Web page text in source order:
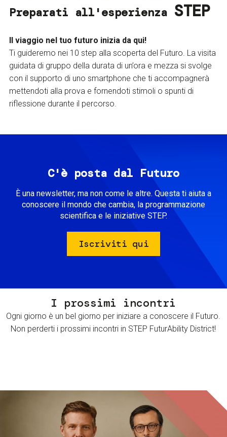
Preparati all'esperienza STEP
Il viaggio nel tuo futuro inizia da qui!
Ti guideremo nei 10 step alla scoperta del Futuro. La visita
guidata di gruppo della durata di un’ora e mezza si svolge
con il supporto di uno smartphone che ti accompagnerà
mettendoti alla prova e fornendoti stimoli o spunti di
riflessione durante il percorso.
C'è posta dal Futuro
È una newsletter, ma non come le altre. Questa ti aiuta a
conoscere il mondo che cambia, la programmazione
scientifica e le iniziative STEP.
Iscriviti qui
I prossimi incontri
Ogni giorno è un bel giorno per iniziare a conoscere il Futuro.
Non perderti i prossimi incontri in STEP FuturAbility District!